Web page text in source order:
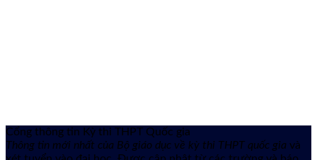
Cổng thông tin Kỳ thi THPT Quốc gia
Thông tin mới nhất của Bộ giáo dục về kỳ thi THPT quốc gia và